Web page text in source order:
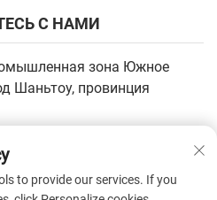
С НАМИ
зона Южное
Шаньтоу, провинция
to provide our services. If you